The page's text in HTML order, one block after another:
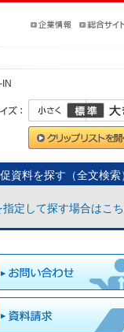
資料を探す（全文検索
定して探す場合はこ